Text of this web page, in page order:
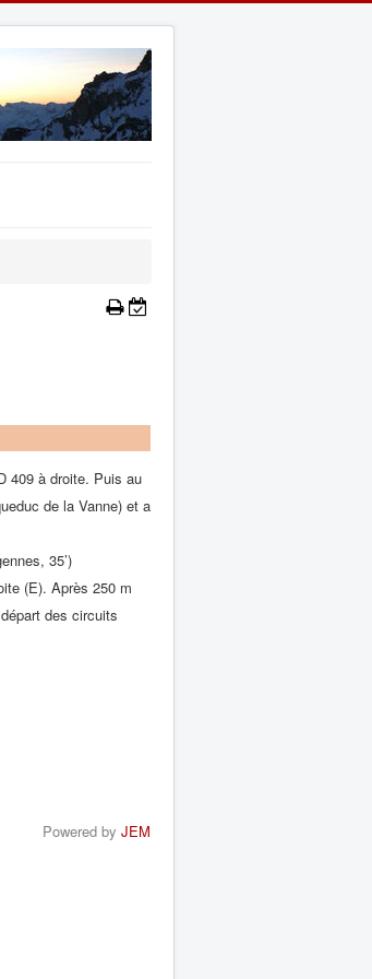
409 à droite. Puis au
de la Vanne) et a
35’)
(E). Après 250 m
des circuits
Powered by JEM